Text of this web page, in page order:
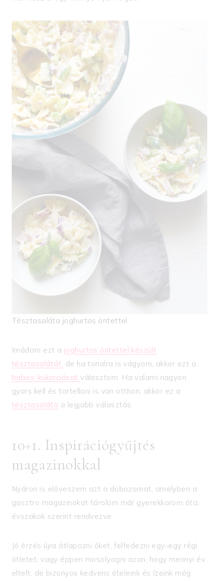
Tésztasaláta joghurtos öntettel
Imádom ezt a joghurtos öntettel készült
tésztasalátát, de ha tonalra is vágyom, akkor ezt a
babos-kukorciásatválasztom. Ha valami nagyon
gyors kell és tortelloni is van otthon, akkor ez a
tésztasaláta a legjobb választás.
10+1. Inspirációgyűjtés
magazinokkal
Nyáron is előveszem azt a dobozomat, amelyben a
gasztro magazinokat tárolom már gyerekkorom óta,
évszakok szerint rendvezve.
Jó érzés újra átlapozni őket, felfedezni egy-egy régi
ötletet, vagy éppen mosolyogni azon, hogy mennyi év
eltelt, de bizonyos kedvenc ételeink és ízeink még